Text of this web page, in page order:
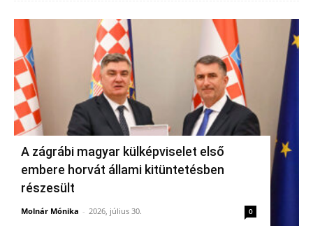
A zágrábi magyar külképviselet első
embere horvát állami kitüntetésben
részesült
Molnár Mónika - 2026, július 30. 0